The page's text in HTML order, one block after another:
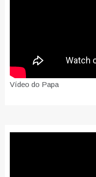
Vídeo do Papa